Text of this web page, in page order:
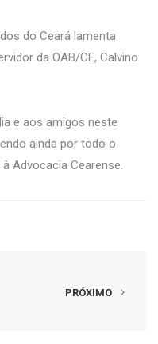
do Ceará lamenta
da OAB/CE, Calvino
e aos amigos neste
ainda por todo o
Advocacia Cearense.
PRÓXIMO